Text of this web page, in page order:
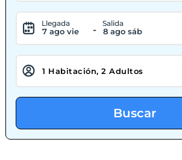
Llegada
7 ago vie -
Salida
8 ago sáb
Buscar